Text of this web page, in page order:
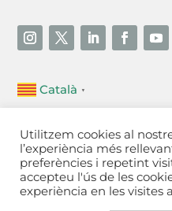
Català ▼
Unió Empresarial de
Ctra. de Manresa, 131,
Tel 93 805 22 92
Contactar
Utilitzem cookies al
l’experiència més
preferències i repetint
accepteu l'ús de les
experiència en les visites